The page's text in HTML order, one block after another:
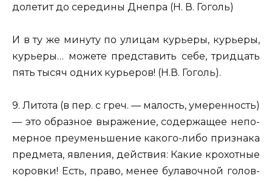
до­ле­тит до се­ре­ди­ны Дне­пра (Н. В. Го­голь)
И в ту же ми­ну­ту по ули­цам ку­рье­ры, ку­рье­ры,
ку­рье­ры… мо­же­те пред­ста­вить себе,трид­цать
пять тысяч одних ку­рье­ров! (Н.В. Го­голь).
9. Ли­то­та (в пер. с греч. — ма­лость, уме­рен­ность)
— это об­раз­ное вы­ра­же­ние, со­дер­жа­щее не­по­
мер­ное пре­умень­ше­ние ка­ко­го-либо при­зна­ка
пред­ме­та, яв­ле­ния, дей­ствия: Какие кро­хот­ные
ко­ров­ки! Есть, право, менее бу­ла­воч­ной го­лов­